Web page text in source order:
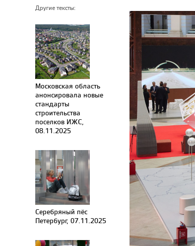
Другие тексты:
Московская область
анонсировала новые
стандарты
строительства
поселков ИЖС,
08.11.2025
Серебряный пёс
Петербург, 07.11.2025